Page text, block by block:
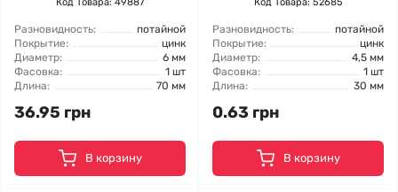
Разновидность:
потайной
Покрытие:
цинк
Диаметр:
6 мм
Фасовка:
1 шт
Длина:
70 мм
36.95 грн
В корзину
Разновидность:
потайной
Покрытие:
цинк
Диаметр:
4,5 мм
Фасовка:
1 шт
Длина:
30 мм
0.63 грн
В корзину